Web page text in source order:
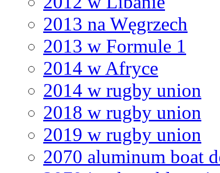
2013 na Węgrzech
2013 w Formule 1
2014 w Afryce
2014 w rugby union
2018 w rugby union
2019 w rugby union
2070 aluminum boat